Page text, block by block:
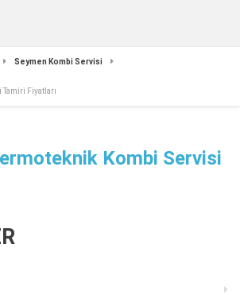
Seymen Kombi Servisi
Fiyatları
Kombi Servisi